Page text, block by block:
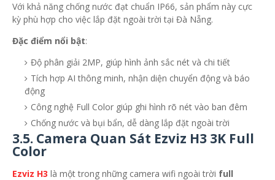
Với khả năng chống nước đạt chuẩn IP66, sản phẩm này cực
kỳ phù hợp cho việc lắp đặt ngoài trời tại Đà Nẵng.
Đặc điểm nổi bật:
Độ phân giải 2MP, giúp hình ảnh sắc nét và chi tiết
Tích hợp AI thông minh, nhận diện chuyển động và báo
động
Công nghệ Full Color giúp ghi hình rõ nét vào ban đêm
Chống nước và bụi bẩn, dễ dàng lắp đặt ngoài trời
3.5. Camera Quan Sát Ezviz H3 3K Full
Color
Ezviz H3 là một trong những camera wifi ngoài trời full